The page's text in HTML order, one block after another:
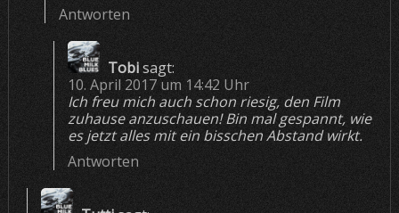
Antworten
Tobisagt:
10. April 2017 um 14:42 Uhr
Ich freu mich auch schon riesig, den Film
zuhause anzuschauen! Bin mal gespannt, wie
es jetzt alles mit ein bisschen Abstand wirkt.
Antworten